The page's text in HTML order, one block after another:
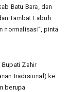
Batu Bara, dan
Tambat Labuh
normalisasi”, pinta
Bupati Zahir
tradisional) ke
berupa